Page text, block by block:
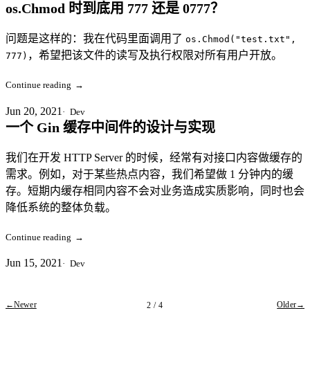
os.Chmod 时到底用 777 还是 0777？
问题是这样的：我在代码里面调用了 os.Chmod("test.txt",
777) ，希望把该文件的读写及执行权限对所有用户开放。
Continue reading →
Jun 20, 2021 Dev
一个 Gin 缓存中间件的设计与实现
我们在开发 HTTP Server 的时候，经常有对接口内容做缓存的
需求。例如，对于某些热点内容，我们希望做 1 分钟内的缓
存。短期内缓存相同内容不会对业务造成实质影响，同时也会
降低系统的整体负载。
Continue reading →
Jun 15, 2021 Dev
←Newer 2 / 4 Older→